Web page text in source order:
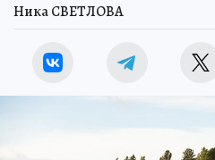
Ника СВЕТЛОВА